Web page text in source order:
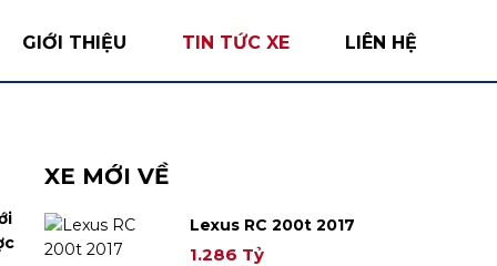
GIỚI THIỆU TIN TỨC XE LIÊN HỆ
XE MỚI VỀ
Lexus RC 200t 2017
1.286 Tỷ